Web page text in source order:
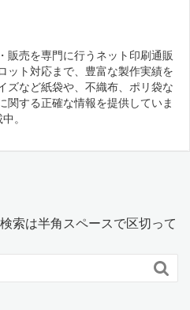
販売を専門に行うネット印刷通販
ット対応まで、豊富な製作実績を
ズなど紙袋や、不織布、ポリ袋な
関する正確な情報を提供していま
。
索は半角スペースで区切って
